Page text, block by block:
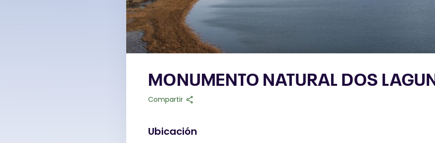
MONUMENTO NATURAL DOS
Compartir share
Ubicación